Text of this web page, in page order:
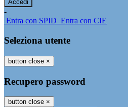
-
Entra con SPID Entra con CIE
Seleziona utente
button close ×
Recupero password
button close ×